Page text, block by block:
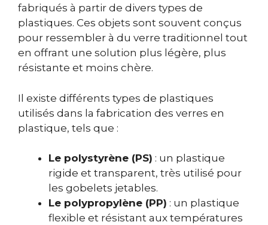
fabriqués à partir de divers types de
plastiques. Ces objets sont souvent conçus
pour ressembler à du verre traditionnel tout
en offrant une solution plus légère, plus
résistante et moins chère.
Il existe différents types de plastiques
utilisés dans la fabrication des verres en
plastique, tels que :
Le polystyrène (PS) : un plastique
rigide et transparent, très utilisé pour
les gobelets jetables.
Le polypropylène (PP) : un plastique
flexible et résistant aux températures